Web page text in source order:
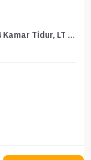
Rumah Elegan di Candi Golf, Semarang, 4 Kamar Tidur, LT 189m²